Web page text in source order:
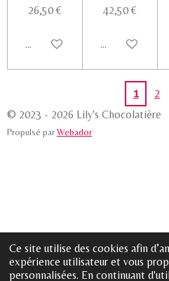
Ce site utilise des cookies afin
expérience utilisateur et vous
personnalisées. En continuant
26,50 €
Ajouter au panier
42,50 €
Ajouter au
1 2
© 2023 - 2026 Lily's Chocolatière
Propulsé par Webador